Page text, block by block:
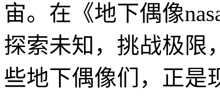
宙。在《地下偶像
探索未知，挑战极限
些地下偶像们，正是